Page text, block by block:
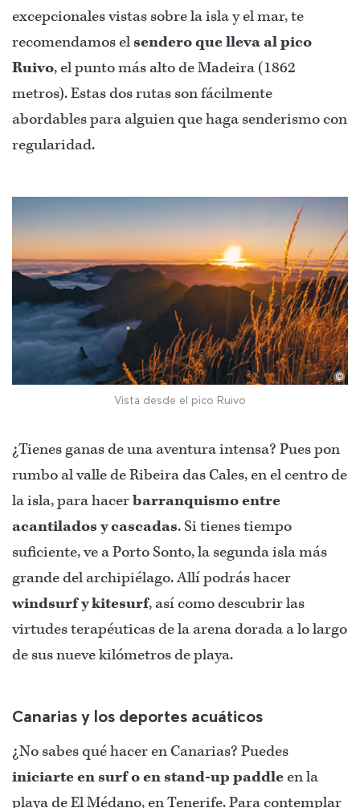
excepcionales vistas sobre la isla y el mar, te
recomendamos el sendero que lleva al pico
Ruivo, el punto más alto de Madeira (1862
metros). Estas dos rutas son fácilmente
abordables para alguien que haga senderismo con
regularidad.
©
Vista desde el pico Ruivo
¿Tienes ganas de una aventura intensa? Pues pon
rumbo al valle de Ribeira das Cales, en el centro de
la isla, para hacerbarranquismo entre
acantilados y cascadas. Si tienes tiempo
suficiente, ve a Porto Sonto, la segunda isla más
grande del archipiélago. Allí podrás hacer
windsurf y kitesurf, así como descubrir las
virtudes terapéuticas de la arena dorada a lo largo
de sus nueve kilómetros de playa.
Canarias y los deportes acuáticos
¿No sabes qué hacer en Canarias? Puedes
iniciarte en surf o en stand-up paddleen la
playa de El Médano, en Tenerife. Para contemplar